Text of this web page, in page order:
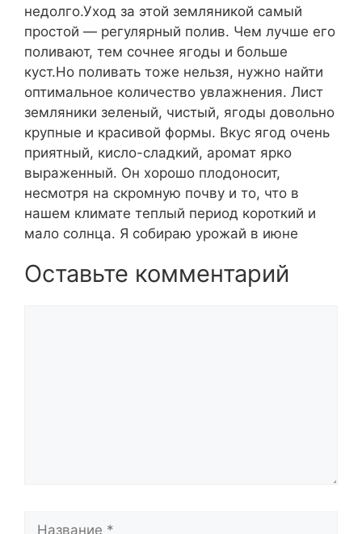
недолго.Уход за этой земляникой самый
простой — регулярный полив. Чем лучше его
поливают, тем сочнее ягоды и больше
куст.Но поливать тоже нельзя, нужно найти
оптимальное количество увлажнения. Лист
земляники зеленый, чистый, ягоды довольно
крупные и красивой формы. Вкус ягод очень
приятный, кисло-сладкий, аромат ярко
выраженный. Он хорошо плодоносит,
несмотря на скромную почву и то, что в
нашем климате теплый период короткий и
мало солнца. Я собираю урожай в июне
Оставьте комментарий